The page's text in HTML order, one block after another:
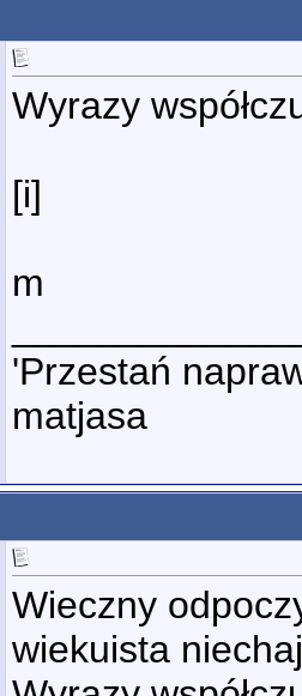
Wyrazy
[i]
m
'Przestań
matjasa
Wieczny
wiekuista